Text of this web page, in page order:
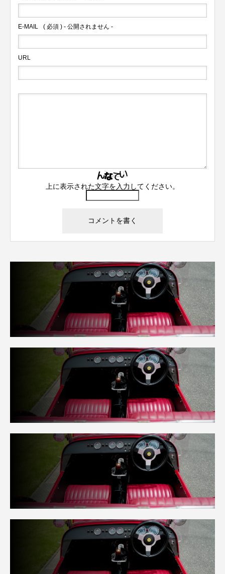
E-MAIL ( 必須 ) - 公開されません -
URL
上に表示された文字を入力してください。